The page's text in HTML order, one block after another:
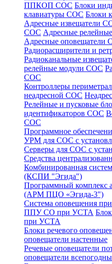
ППКОП СОС Блоки
клавиатуры СОС Блоки
Адресные извещатели
СОС Адресные
Адресные оповещатели
Радиорасширители и
Радиоканальные
релейные модули СОС
СОС
Контроллеры
неадресной СОС
Релейные и пусковые
идентификаторов СОС
СОС
Программное
УРМ для СОС с
Серверы для СОС с
Средства
Комбинированная
(КСПИ "Эгида")
Программный комплекс
(АРМ ПЦО «Эгида-3")
Система оповещения
ППУ СО при УСТА
при УСТА
Блоки речевого
оповещатели настенные
Речевые оповещатели
оповещатели